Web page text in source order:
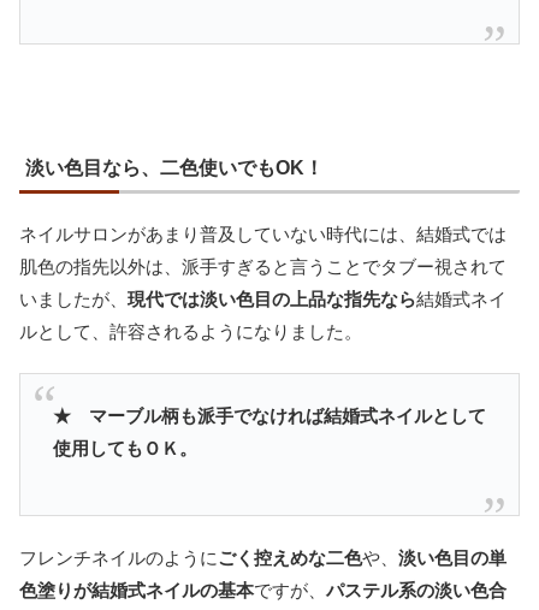
淡い色目なら、二色使いでもOK！
ネイルサロンがあまり普及していない時代には、結婚式では
肌色の指先以外は、派手すぎると言うことでタブー視されて
いましたが、 現代では淡い色目の上品な指先なら結婚式ネイ
ルとして、許容されるようになりました。
★ マーブル柄も派手でなければ結婚式ネイルとして
使用してもＯＫ。
フレンチネイルのようにごく控えめな二色や、 淡い色目の単
色塗りが結婚式ネイルの基本ですが、 パステル系の淡い色合